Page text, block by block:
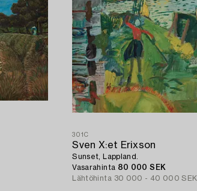
301C
Sven X:et Erixson
Sunset, Lappland.
Vasarahinta 80 000 SEK
Lähtöhinta 30 000 - 40 000 SEK